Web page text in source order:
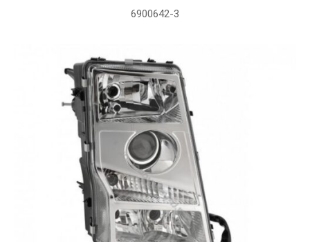
6900642-3